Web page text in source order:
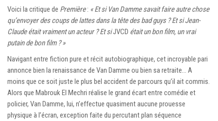
Voici la critique de Première: « Et si Van Damme savait faire autre chose
qu’envoyer des coups de lattes dans la tête des bad guys ? Et si Jean-
Claude était vraiment un acteur ? Et siJVCD était un bon film, un vrai
putain de bon film ? »
Navigant entre fiction pure et récit autobiographique, cet incroyable pari
annonce bien la renaissance de Van Damme ou bien sa retraite… A
moins que ce soit juste le plus bel accident de parcours qu’il ait commis.
Alors que Mabrouk El Mechri réalise le grand écart entre comédie et
policier, Van Damme, lui, n’effectue quasiment aucune prouesse
physique à l’écran, exception faite du percutant plan séquence